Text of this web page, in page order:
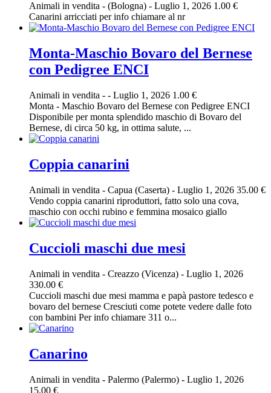
Animali in vendita - (Bologna) - Luglio 1, 2026 1.00 €
Canarini arricciati per info chiamare al nr
Monta-Maschio Bovaro del Bernese
con Pedigree ENCI
Animali in vendita - - Luglio 1, 2026 1.00 €
Monta - Maschio Bovaro del Bernese con Pedigree ENCI
Disponibile per monta splendido maschio di Bovaro del
Bernese, di circa 50 kg, in ottima salute, ...
Coppia canarini
Animali in vendita - Capua (Caserta) - Luglio 1, 2026 35.00 €
Vendo coppia canarini riproduttori, fatto solo una cova,
maschio con occhi rubino e femmina mosaico giallo
Cuccioli maschi due mesi
Animali in vendita - Creazzo (Vicenza) - Luglio 1, 2026
330.00 €
Cuccioli maschi due mesi mamma e papà pastore tedesco e
bovaro del bernese Cresciuti come potete vedere dalle foto
con bambini Per info chiamare 311 o...
Canarino
Animali in vendita - Palermo (Palermo) - Luglio 1, 2026
15.00 €